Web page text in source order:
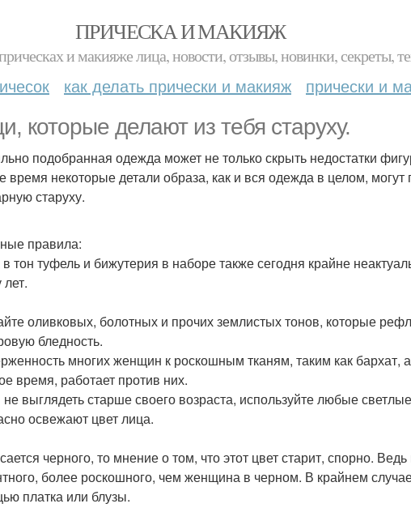
ПРИЧЕСКА И МАКИЯЖ
и макияже лица, новости, отзывы, новинки, секреты,
как делать прически и макияж прически и
которые делают из тебя старуху.
подобранная одежда может не только скрыть недостатки
время некоторые детали образа, как и вся одежда в целом,
старуху.
правила:
тон туфель и бижутерия в наборе также сегодня крайне
лет.
оливковых, болотных и прочих землистых тонов, которые
бледность.
многих женщин к роскошным тканям, таким как бархат,
время, работает против них.
выглядеть старше своего возраста, используйте любые
освежают цвет лица.
черного, то мнение о том, что этот цвет старит, спорно.
более роскошного, чем женщина в черном. В крайнем
платка или блузы.